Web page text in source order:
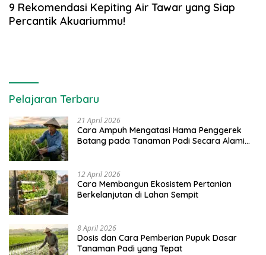
9 Rekomendasi Kepiting Air Tawar yang Siap
Percantik Akuariummu!
Pelajaran Terbaru
21 April 2026
Cara Ampuh Mengatasi Hama Penggerek
Batang pada Tanaman Padi Secara Alami
12 April 2026
Cara Membangun Ekosistem Pertanian
Berkelanjutan di Lahan Sempit
8 April 2026
Dosis dan Cara Pemberian Pupuk Dasar
Tanaman Padi yang Tepat